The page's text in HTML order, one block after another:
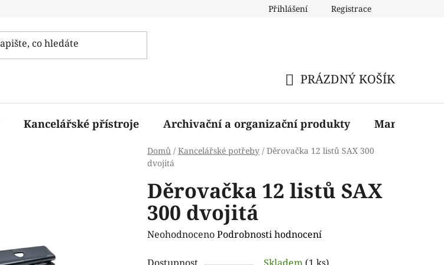
Přihlášení Registrace
KOŠÍK
PRÁZDNÝ KOŠÍK
Kancelářské přístroje Archivační a organizační produkty Manažerské
Domů / Kancelářské potřeby / Děrovačka 12 listů SAX 300
dvojitá
Děrovačka 12 listů SAX
300 dvojitá
Průměrné
NeohodnocenoPodrobnosti hodnocení